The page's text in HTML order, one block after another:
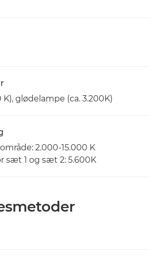
K), glødelampe (ca. 3.200K)
2.000-15.000 K
sæt 1 og sæt 2: 5.600K